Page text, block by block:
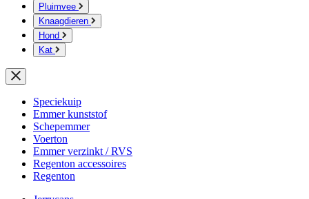
Pluimvee
Knaagdieren
Hond
Kat
Speciekuip
Emmer kunststof
Schepemmer
Voerton
Emmer verzinkt / RVS
Regenton accessoires
Regenton